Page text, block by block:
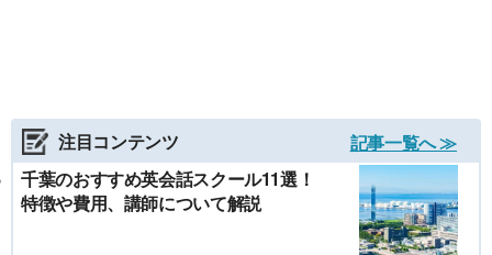
注目コンテンツ
記事一覧へ ≫
千葉のおすすめ英会話スクール11選！
特徴や費用、講師について解説